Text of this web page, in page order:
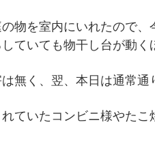
物を室内にいれたので
ていても物干し台が動く
無く、翌、本日は通常通
ていたコンビニ様やた